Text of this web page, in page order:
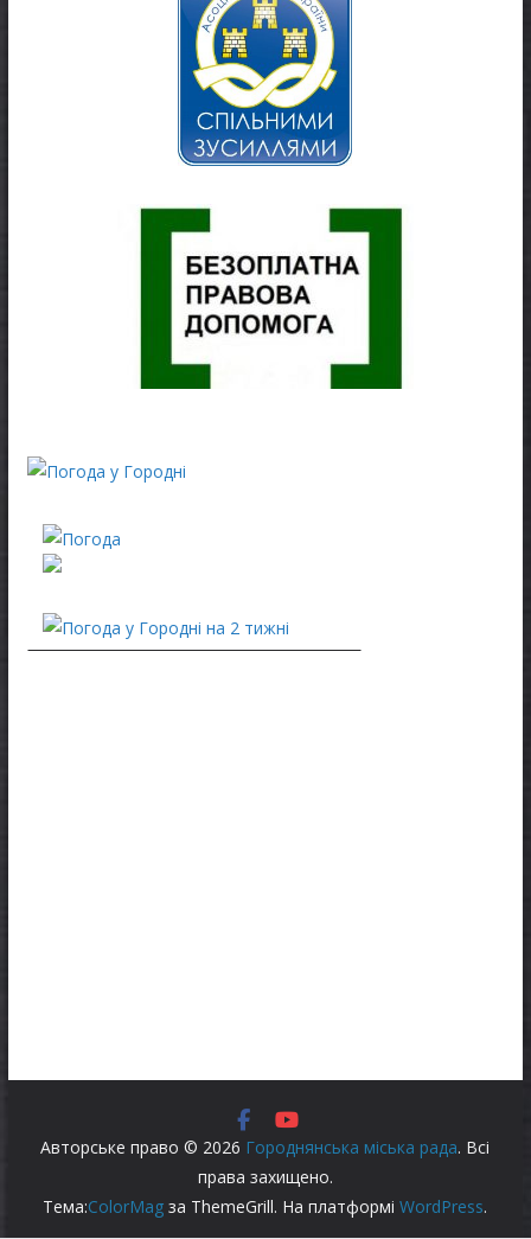
Авторське право © 2026 Городнянська міська рада. Всі
права захищено.
Тема:ColorMag за ThemeGrill. На платформіWordPress.